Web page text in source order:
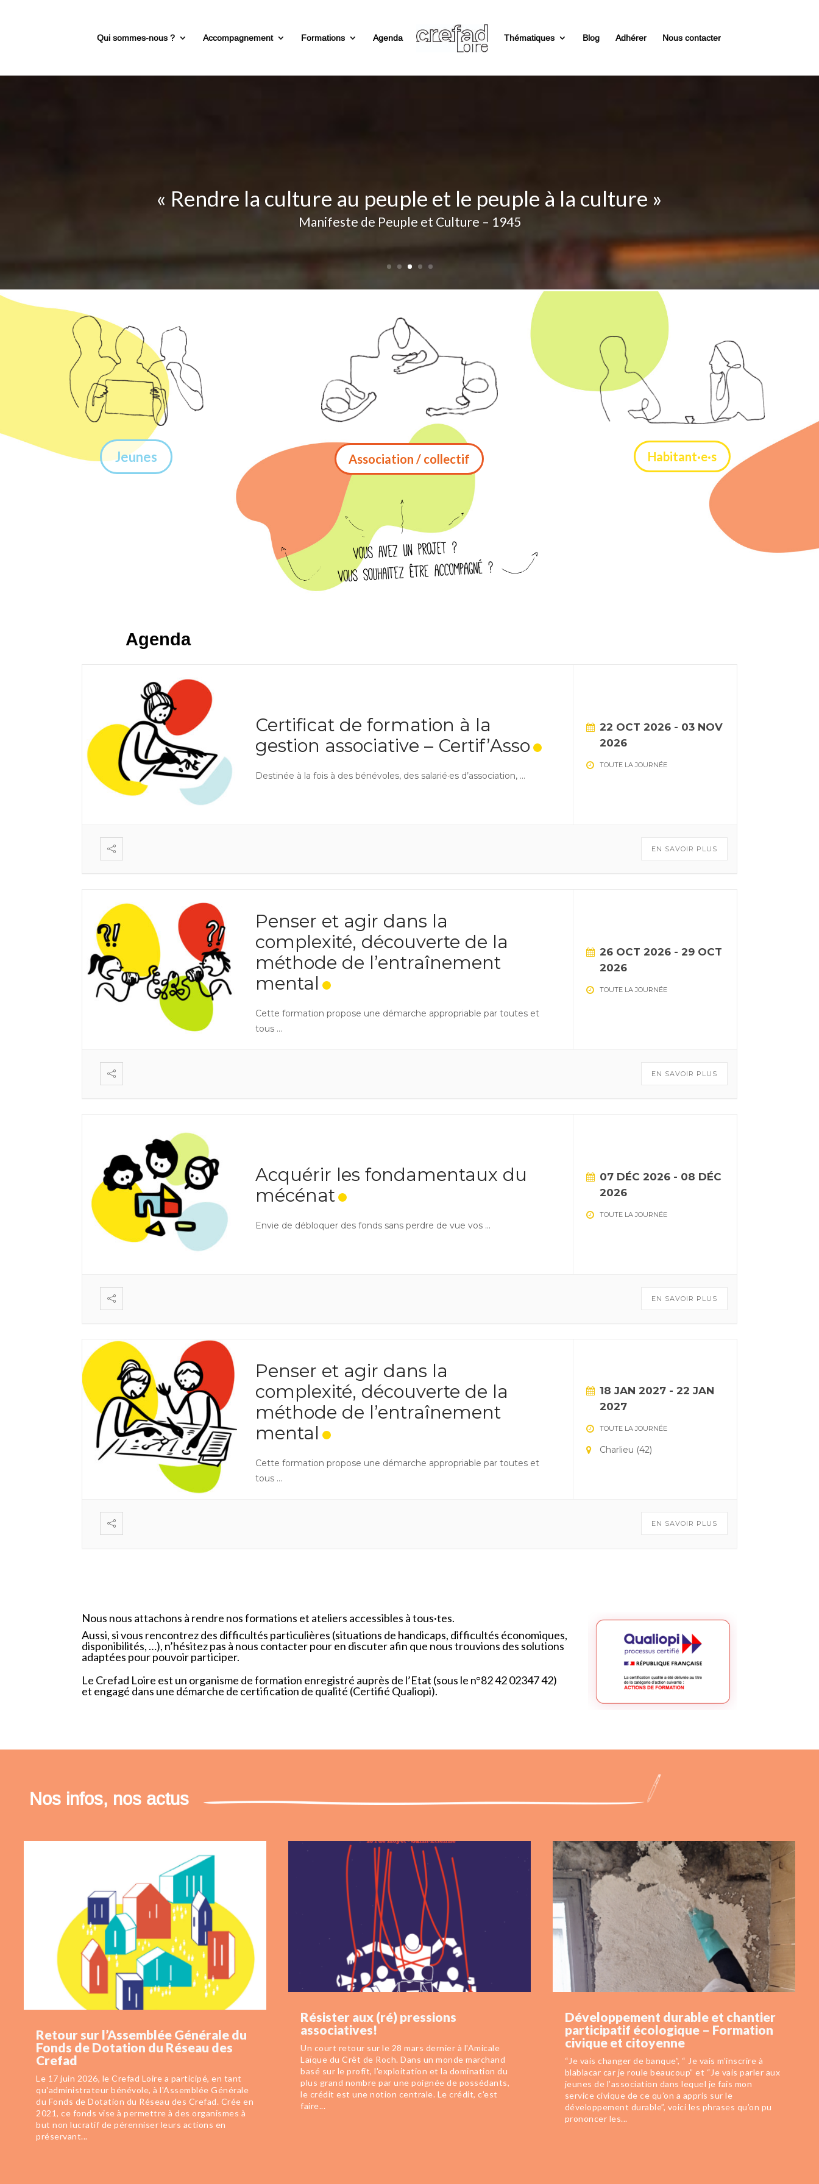
Qui sommes-nous ? Accompagnement Formations Agenda Thématiques Blog Adhérer Nous contacter
« Il n’existe pas d’homme libre, il existe des devenir
d’émancipation »
Miguel Benasayag
Jeunes Association / collectif Habitant·e·s
Agenda
Certificat de formation à la
gestion associative – Certif’Asso
Destinée à la fois à des bénévoles, des salarié·es d’association, ...
22 OCT 2026 - 03 NOV
2026
TOUTE LA JOURNÉE
EN SAVOIR PLUS
Penser et agir dans la
complexité, découverte de la
méthode de l’entraînement
mental
Cette formation propose une démarche appropriable par toutes et
tous ...
26 OCT 2026 - 29 OCT
2026
TOUTE LA JOURNÉE
EN SAVOIR PLUS
Acquérir les fondamentaux du
mécénat
Envie de débloquer des fonds sans perdre de vue vos ...
07 DÉC 2026 - 08 DÉC
2026
TOUTE LA JOURNÉE
EN SAVOIR PLUS
Penser et agir dans la
complexité, découverte de la
méthode de l’entraînement
mental
Cette formation propose une démarche appropriable par toutes et
tous ...
18 JAN 2027 - 22 JAN
2027
TOUTE LA JOURNÉE
Charlieu (42)
EN SAVOIR PLUS
Nous nous attachons à rendre nos formations et ateliers accessibles à tous·tes.
Aussi, si vous rencontrez des difficultés particulières (situations de handicaps, difficultés économiques,
disponibilités, …), n’hésitez pas à nous contacter pour en discuter afin que nous trouvions des solutions
adaptées pour pouvoir participer.
Le Crefad Loire est un organisme de formation enregistré auprès de l’Etat (sous le n°82 42 02347 42)
et engagé dans une démarche de certification de qualité (Certifié Qualiopi).
Nos infos, nos actus
Retour sur l’Assemblée Générale du
Fonds de Dotation du Réseau des
Crefad
Le 17 juin 2026, le Crefad Loire a participé, en tant
qu'administrateur bénévole, à l'Assemblée Générale
du Fonds de Dotation du Réseau des Crefad. Crée en
2021, ce fonds vise à permettre à des organismes à
but non lucratif de pérenniser leurs actions en
préservant...
Résister aux (ré) pressions
associatives!
Un court retour sur le 28 mars dernier à l'Amicale
Laïque du Crêt de Roch. Dans un monde marchand
basé sur le profit, l'exploitation et la domination du
plus grand nombre par une poignée de possédants,
le crédit est une notion centrale. Le crédit, c'est
faire...
Développement durable et chantier
participatif écologique – Formation
civique et citoyenne
“Je vais changer de banque”, “ Je vais m’inscrire à
blablacar car je roule beaucoup” et “Je vais parler aux
jeunes de l’association dans lequel je fais mon
service civique de ce qu’on a appris sur le
développement durable”, voici les phrases qu’on pu
prononcer les...